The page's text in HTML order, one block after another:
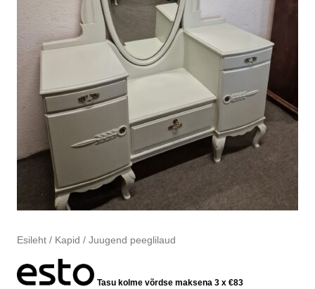
Esileht/ Kapid / Juugend peeglilaud
Tasu kolme võrdse maksena 3 x €83